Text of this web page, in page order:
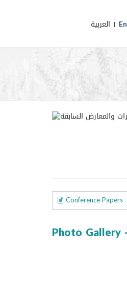
العربية En
Conference Papers